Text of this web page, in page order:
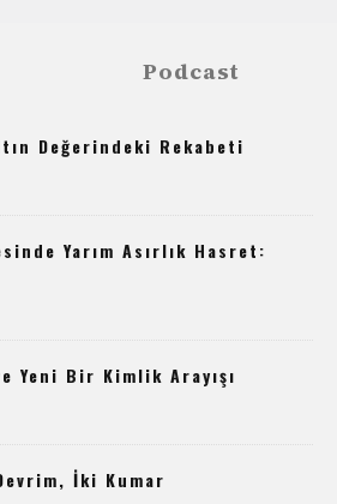
Podcast
Değerindeki Rekabeti
Yarım Asırlık Hasret:
Yeni Bir Kimlik Arayışı
İki Kumar